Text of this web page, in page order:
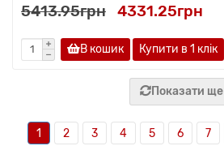
5413.95грн 4331.25грн
В кошик Купити в 1 клiк
Показати ще
1 2 3 4 5 6 7